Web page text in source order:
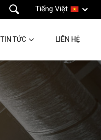
Tiếng Việt
TIN TỨC LIÊN HỆ